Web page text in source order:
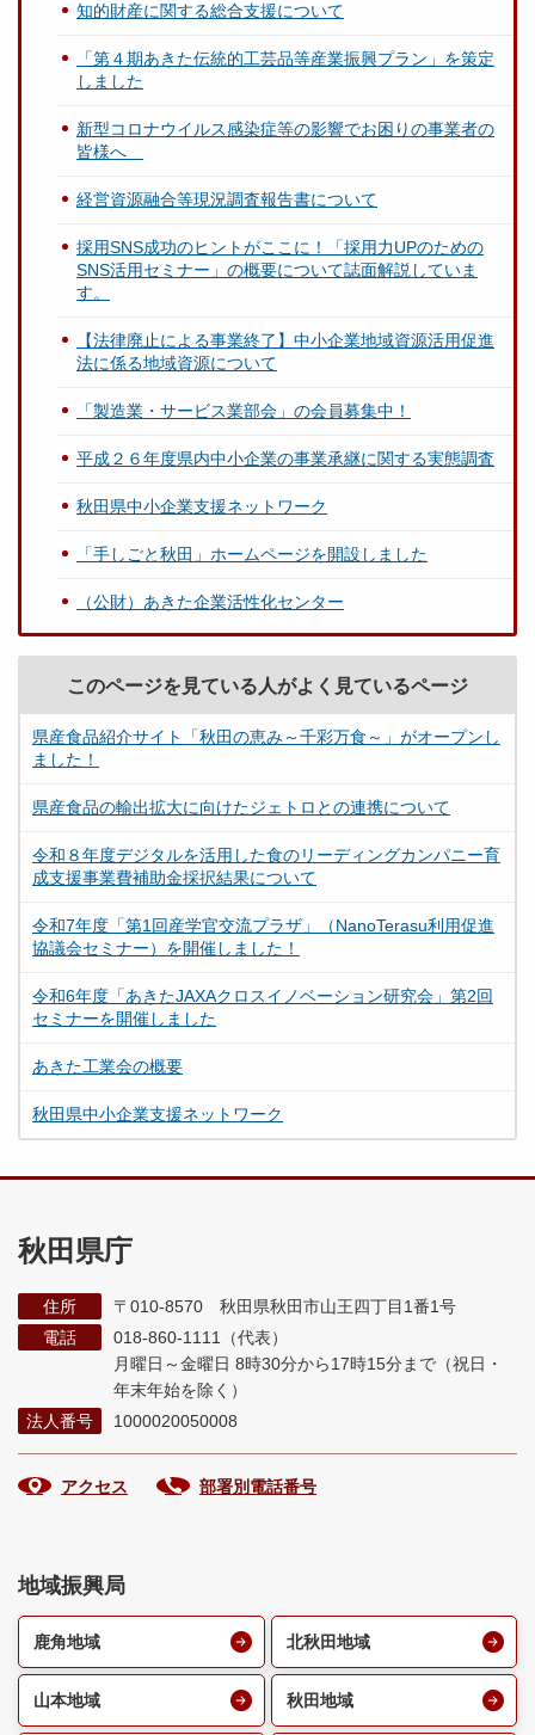
知的財産に関する総合支援について
「第４期あきた伝統的工芸品等産業振興プラン」を策定
しました
新型コロナウイルス感染症等の影響でお困りの事業者の
皆様へ
経営資源融合等現況調査報告書について
採用SNS成功のヒントがここに！「採用力UPのための
SNS活用セミナー」の概要について誌面解説していま
す。
【法律廃止による事業終了】中小企業地域資源活用促進
法に係る地域資源について
「製造業・サービス業部会」の会員募集中！
平成２６年度県内中小企業の事業承継に関する実態調査
秋田県中小企業支援ネットワーク
「手しごと秋田」ホームページを開設しました
（公財）あきた企業活性化センター
このページを見ている人がよく見ているページ
県産食品紹介サイト「秋田の恵み～千彩万食～」がオープンし
ました！
県産食品の輸出拡大に向けたジェトロとの連携について
令和８年度デジタルを活用した食のリーディングカンパニー育
成支援事業費補助金採択結果について
令和7年度「第1回産学官交流プラザ」（NanoTerasu利用促進
協議会セミナー）を開催しました！
令和6年度「あきたJAXAクロスイノベーション研究会」第2回
セミナーを開催しました
あきた工業会の概要
秋田県中小企業支援ネットワーク
秋田県庁
住所
〒010-8570 秋田県秋田市山王四丁目1番1号
電話
018-860-1111（代表）
月曜日～金曜日 8時30分から17時15分まで （祝日・
年末年始を除く）
法人番号
1000020050008
アクセス 部署別電話番号
地域振興局
鹿角地域 北秋田地域
山本地域 秋田地域